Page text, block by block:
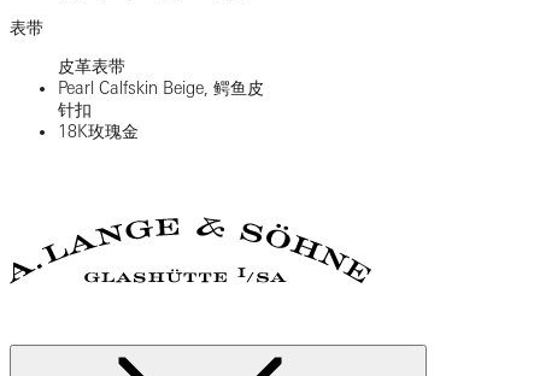
表带
皮革表带
Pearl Calfskin Beige, 鳄鱼皮
针扣
18K玫瑰金